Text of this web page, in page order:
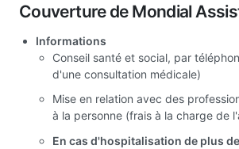
Couverture de Mondial
Informations
Conseil santé et social, par
d'une consultation médicale)
Mise en relation avec des
à la personne (frais à la charge de
En cas d'hospitalisation de plus